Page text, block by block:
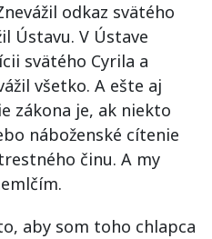
odkaz svätého
Ústavu. V Ústave
svätého Cyrila a
všetko. A ešte aj
zákona je, ak niekto
náboženské cítenie
činu. A my
aby som toho chlapca